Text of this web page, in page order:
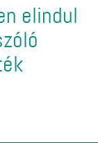
elindul